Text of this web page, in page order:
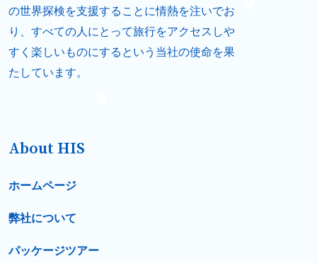
の世界探検を支援することに情熱を注いでお
り、すべての人にとって旅行をアクセスしや
すく楽しいものにするという当社の使命を果
たしています。
About HIS
ホームページ
弊社について
パッケージツアー